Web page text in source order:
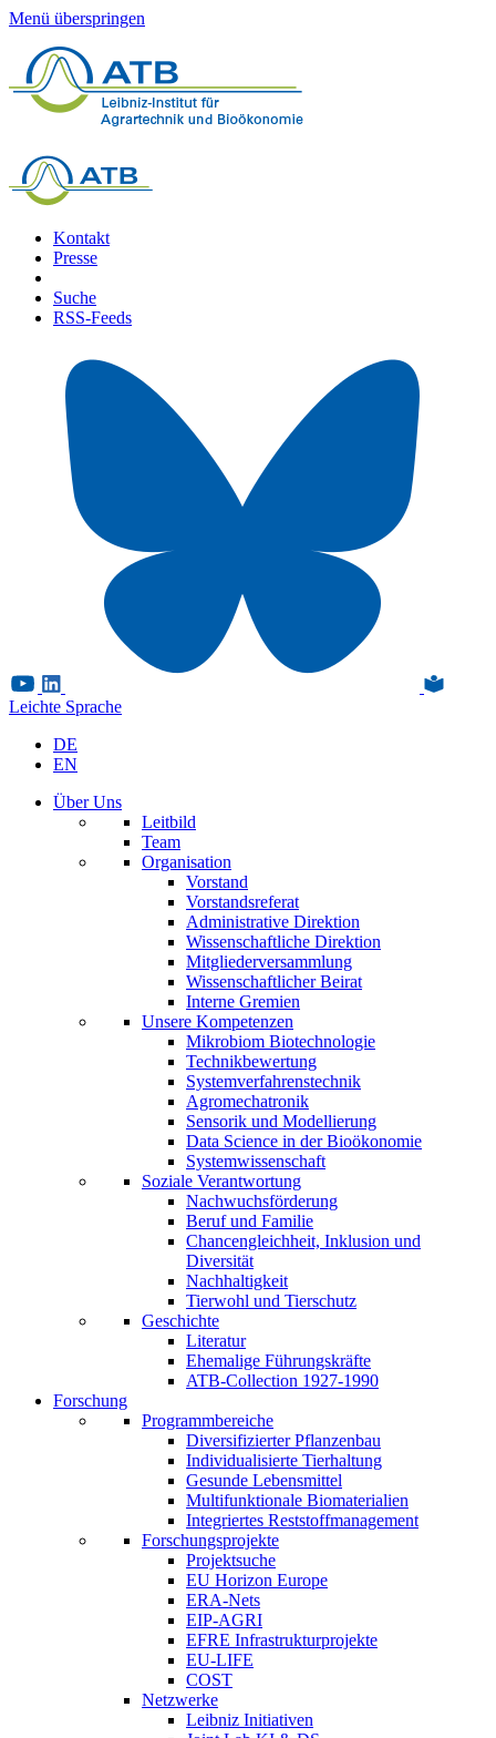
Menü überspringen
Kontakt
Presse
Suche
RSS-Feeds
Leichte Sprache
DE
EN
Über Uns
Leitbild
Team
Organisation
Vorstand
Vorstandsreferat
Administrative Direktion
Wissenschaftliche Direktion
Mitgliederversammlung
Wissenschaftlicher Beirat
Interne Gremien
Unsere Kompetenzen
Mikrobiom Biotechnologie
Technikbewertung
Systemverfahrenstechnik
Agromechatronik
Sensorik und Modellierung
Data Science in der Bioökonomie
Systemwissenschaft
Soziale Verantwortung
Nachwuchsförderung
Beruf und Familie
Chancengleichheit, Inklusion und
Diversität
Nachhaltigkeit
Tierwohl und Tierschutz
Geschichte
Literatur
Ehemalige Führungskräfte
ATB-Collection 1927-1990
Forschung
Programmbereiche
Diversifizierter Pflanzenbau
Individualisierte Tierhaltung
Gesunde Lebensmittel
Multifunktionale Biomaterialien
Integriertes Reststoffmanagement
Forschungsprojekte
Projektsuche
EU Horizon Europe
ERA-Nets
EIP-AGRI
EFRE Infrastrukturprojekte
EU-LIFE
COST
Netzwerke
Leibniz Initiativen